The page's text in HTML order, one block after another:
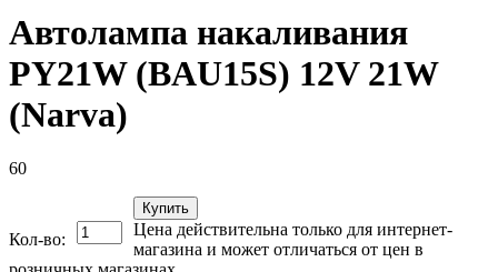
Автолампа накаливания
PY21W (BAU15S) 12V 21W
(Narva)
60
Кол-во:
Купить
Цена действительна только для интернет-
магазина и может отличаться от цен в